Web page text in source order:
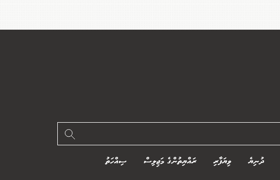
ދުނިޔެ ވިޔަފާރި ރައްޔިތުންގެ މަޖިލިސް ސިއްހަތު